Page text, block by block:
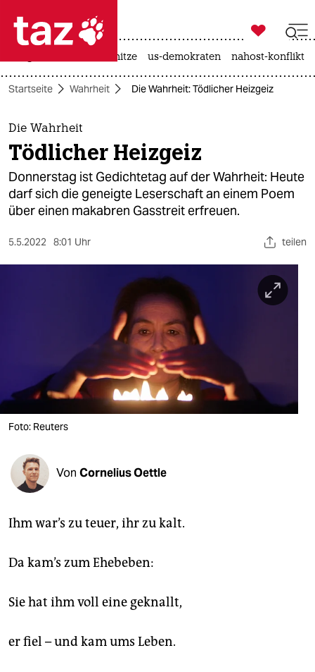
 taz zahl ich
taz zahl ich
themen
politik
öko
wahrheit
verlag
veranstaltungen
shop
fragen & hilfe
genossenschaft
epaper login

taz zahl ich
hitze us-demokraten nahost-konflikt
Startseite Wahrheit Die Wahrheit: Tödlicher Heizgeiz
Die Wahrheit
Tödlicher Heizgeiz
Donnerstag ist Gedichtetag auf der Wahrheit: Heute
darf sich die geneigte Leserschaft an einem Poem
über einen makabren Gasstreit erfreuen.
5.5.2022 8:01 Uhr teilen
Foto: Reuters
Von Cornelius Oettle
Ihm war’s zu teuer, ihr zu kalt.
Da kam’s zum Ehebeben:
Sie hat ihm voll eine geknallt,
er fiel – und kam ums Leben.